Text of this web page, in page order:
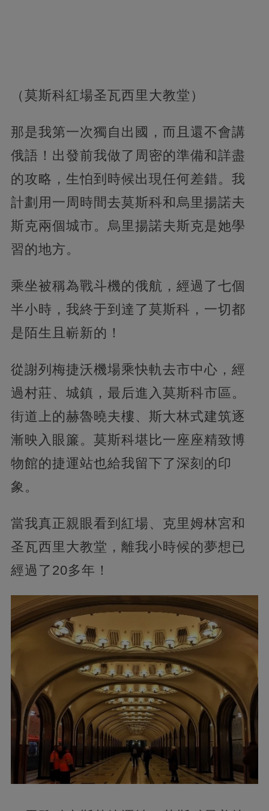
（莫斯科紅場圣瓦西里大教堂）
那是我第一次獨自出國，而且還不會講
俄語！出發前我做了周密的準備和詳盡
的攻略，生怕到時候出現任何差錯。我
計劃用一周時間去莫斯科和烏里揚諾夫
斯克兩個城市。烏里揚諾夫斯克是她學
習的地方。
乘坐被稱為戰斗機的俄航，經過了七個
半小時，我終于到達了莫斯科，一切都
是陌生且嶄新的！
從謝列梅捷沃機場乘快軌去市中心，經
過村莊、城鎮，最后進入莫斯科市區。
街道上的赫魯曉夫樓、斯大林式建筑逐
漸映入眼簾。莫斯科堪比一座座精致博
物館的捷運站也給我留下了深刻的印
象。
當我真正親眼看到紅場、克里姆林宮和
圣瓦西里大教堂，離我小時候的夢想已
經過了20多年！